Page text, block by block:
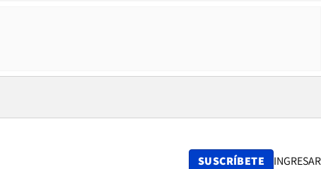
SUSCRÍBETE INGRESAR